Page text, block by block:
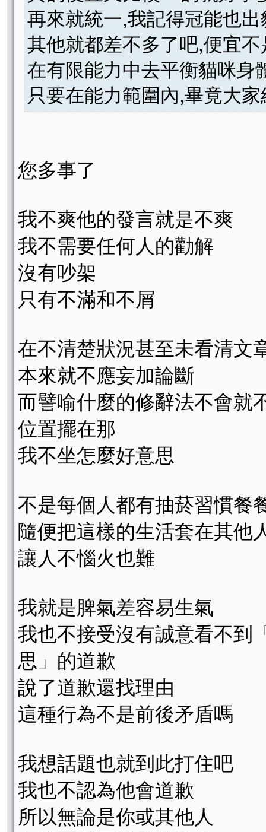
再來就統一,我記得冠能也
其他就都差不多了吧,便宜不
在有限能力中去平衡貓咪身
只要在能力範圍內,畢竟大
您多事了
我不爽他的發言就是不爽
我不需要任何人的勸解
沒有吵架
只有不滿和不屑
在不清楚狀況甚至未看清文
本來就不應妄加論斷
而譬喻什麼的修辭法不會就
位置擺在那
我不坐怎麼好意思
不是每個人都有抽菸習慣餐
隨便把這樣的生活套在其他
讓人不惱火也難
我就是脾氣差容易生氣
我也不接受沒有誠意看不到
思」的道歉
說了道歉還找理由
這種行為不是前後矛盾嗎
我想話題也就到此打住吧
我也不認為他會道歉
所以無論是你或其他人